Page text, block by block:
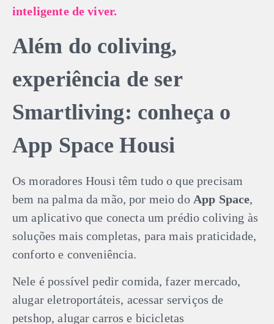
inteligente de viver.
Além do coliving,
experiência de ser
Smartliving: conheça o
App Space Housi
Os moradores Housi têm tudo o que precisam
bem na palma da mão, por meio do App Space,
um aplicativo que conecta um prédio coliving às
soluções mais completas, para mais praticidade,
conforto e conveniência.
Nele é possível pedir comida, fazer mercado,
alugar eletroportáteis, acessar serviços de
petshop, alugar carros e bicicletas